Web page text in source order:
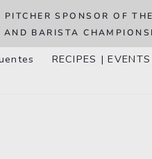
SPONSOR OF
AND BARISTA
RECIPES |